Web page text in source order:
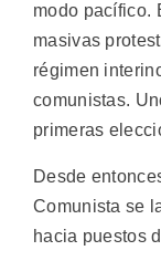
modo pacífico.
masivas
régimen
comunistas.
primeras
Desde
Comunista se
hacia puestos